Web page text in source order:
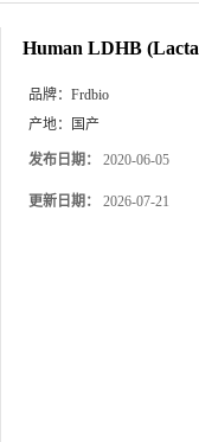
Human LDHB
品牌： Frdbio
产地：
国产
发布日期： 2020-06-05
更新日期： 2026-07-21